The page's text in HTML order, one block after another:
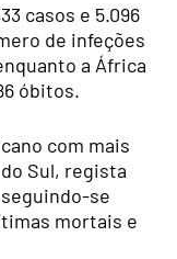
casos e 5.096
de infeções
a África
óbitos.
com mais
Sul, regista
se
mortais e